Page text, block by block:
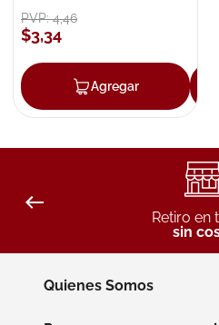
PVP:4,46
$3,34
Agregar
Retiro en
sin
Quienes Somos